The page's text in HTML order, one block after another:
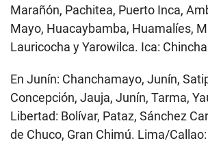
Marañón, Pachitea, Puerto Inca,
Mayo, Huacaybamba, Huamalíes,
Lauricocha y Yarowilca. Ica:
En Junín: Chanchamayo, Junín,
Concepción, Jauja, Junín, Tarma,
Libertad: Bolívar, Pataz, Sánchez
de Chuco, Gran Chimú. Lima/